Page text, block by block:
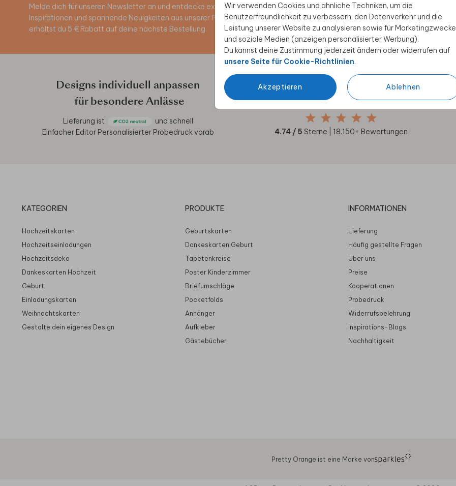
Wir verwenden Cookies und ähnliche Techniken, um die
Benutzerfreundlichkeit zu verbessern, den Datenverkehr und die
Leistung unserer Website zu analysieren sowie für Marketingzwecke
und soziale Medien (anzeigen personalisierter Werbung).
Du kannst deine Zustimmung jederzeit ändern oder widerrufen auf
unsere Seite für Cookie-Richtlinien.
Akzeptieren Ablehnen
Melde dich für unseren Newsletter an und entdecke exklusive Angebote, kreative
Inspirationen und spannende Neuigkeiten aus unserer Produktwelt. Als Dankeschön
erhältst du 5 € Rabatt auf deine nächste Bestellung.
Designs individuell anpassen
für besondere Anlässe
Lieferung ist
und schnell
Einfacher Editor Personalisierter Probedruck vorab
Unsere Kunden geben uns
4.74/ 5 Sterne
4.74 / 5 Sterne | 18.150+ Bewertungen
KATEGORIEN
Hochzeitskarten
Hochzeitseinladungen
Hochzeitsdeko
Dankeskarten Hochzeit
Geburt
Einladungskarten
Weihnachtskarten
Gestalte dein eigenes Design
PRODUKTE
Geburtskarten
Dankeskarten Geburt
Tapetenkreise
Poster Kinderzimmer
Briefumschläge
Pocketfolds
Anhänger
Aufkleber
Gästebücher
INFORMATIONEN
Lieferung
Häufig gestellte Fragen
Über uns
Preise
Kooperationen
Probedruck
Widerrufsbelehrung
Inspirations-Blogs
Nachhaltigkeit
Pretty Orange ist eine Marke von